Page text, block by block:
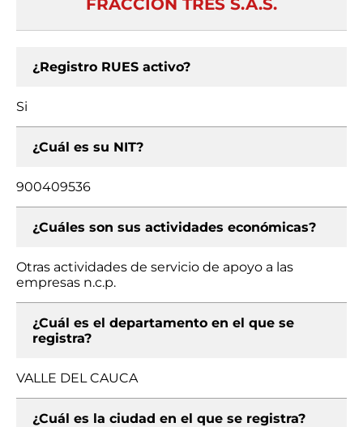
FRACCION TRES S.A.S.
¿Registro RUES activo?
Si
¿Cuál es su NIT?
900409536
¿Cuáles son sus actividades económicas?
Otras actividades de servicio de apoyo a las
empresas n.c.p.
¿Cuál es el departamento en el que se
registra?
VALLE DEL CAUCA
¿Cuál es la ciudad en el que se registra?